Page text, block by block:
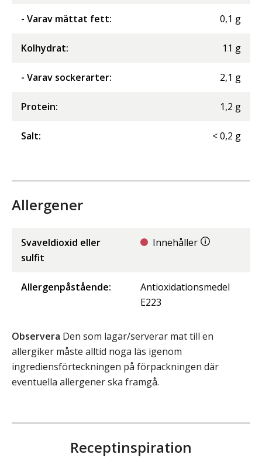
- Varav mättat fett: 0,1 g
Kolhydrat: 11 g
- Varav sockerarter: 2,1 g
Protein: 1,2 g
Salt: <0,2 g
Allergener
Svaveldioxid eller
sulfit
Innehåller
Allergenpåstående:
Antioxidationsmedel
E223
Observera Den som lagar/serverar mat till en
allergiker måste alltid noga läs igenom
ingrediensförteckningen på förpackningen där
eventuella allergener ska framgå.
Receptinspiration